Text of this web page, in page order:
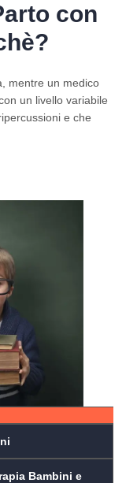
con
mentre un medico
un livello variabile
e che
Bambini e